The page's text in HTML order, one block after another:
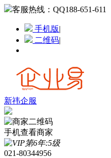
客服热线： QQ188-651-611
手机版|
二维码|
新祎企服
手机查看商家
021-80344956